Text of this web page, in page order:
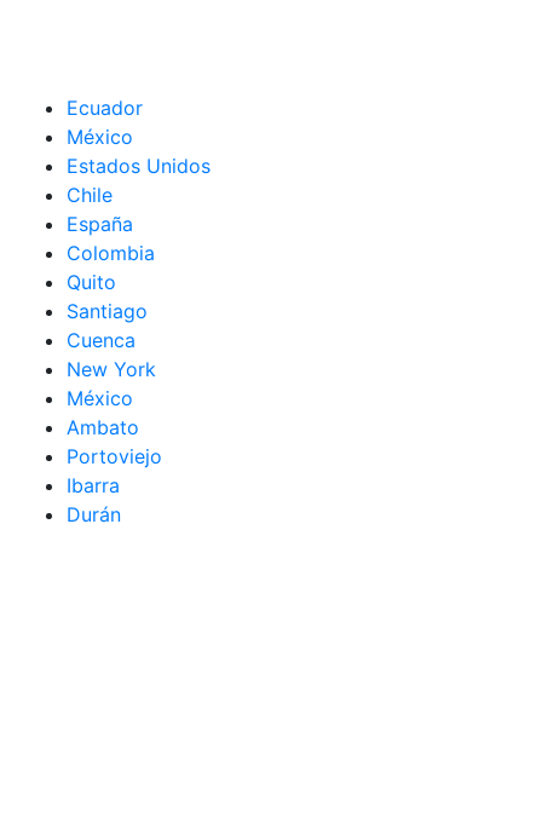
Ecuador
México
Estados Unidos
Chile
España
Colombia
Quito
Santiago
Cuenca
New York
México
Ambato
Portoviejo
Ibarra
Durán